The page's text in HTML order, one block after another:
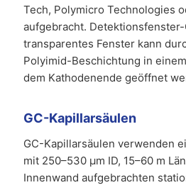
Tech, Polymicro Technologies
aufgebracht.
transparentes Fenster kann
Polyimid-Beschichtung in
dem Kathodenende geöffnet
GC-Kapillarsäulen
GC-Kapillarsäulen verwenden
mit 250–530 µm ID, 15–60 m
Innenwand aufgebrachten